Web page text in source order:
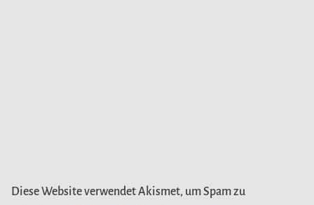
Diese Website verwendet Akismet, um Spam zu